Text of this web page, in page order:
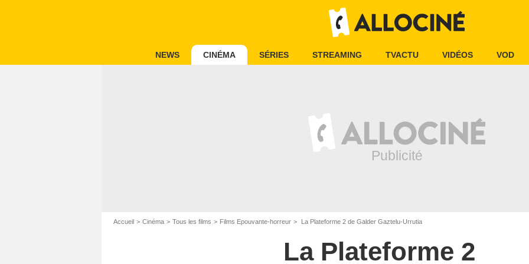
NEWS CINÉMA SÉRIES STREAMING TVACTU VIDÉOS VOD
Accueil Cinéma Tous les films Films Epouvante-horreur La Plateforme 2 de Galder Gaztelu-Urrutia
La Plateforme 2